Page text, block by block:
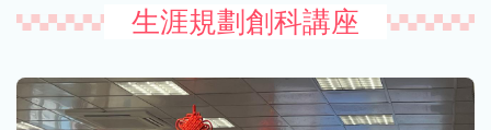
生涯規劃創科講座